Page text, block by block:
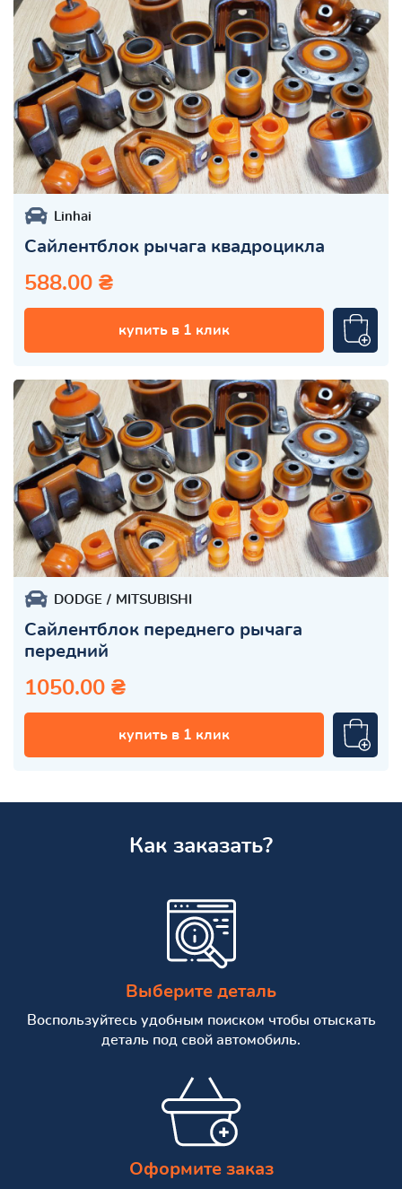
Linhai
Сайлентблок рычага квадроцикла
588.00 ₴
купить в 1 клик
DODGE MITSUBISHI
Сайлентблок переднего рычага
передний
1050.00 ₴
купить в 1 клик
Как заказать?
Выберите деталь
Воспользуйтесь удобным поиском чтобы отыскать
деталь под свой автомобиль.
Оформите заказ